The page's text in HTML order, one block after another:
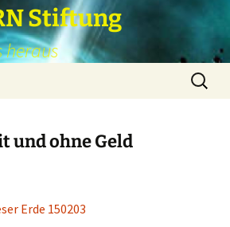
Stiftung
heraus
Suchen
nach:
und ohne Geld
Erde 150203